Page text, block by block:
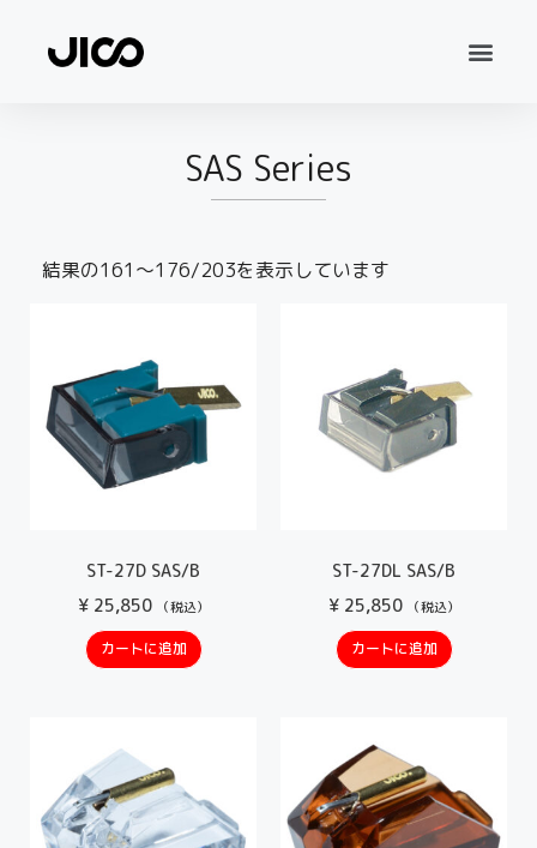
SAS Series
結果の161～176/203を表示しています
ST-27D SAS/B
¥25,850 （税込）
カートに追加
ST-27DL SAS/B
¥25,850 （税込）
カートに追加